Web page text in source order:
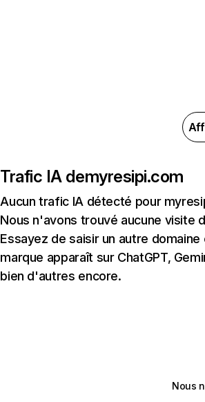
Trafic IA demyresipi.com
Aucun trafic IA détecté pour
Nous n'avons trouvé aucune visite
Essayez de saisir un autre
marque apparaît sur ChatGPT,
bien d'autres encore.
Nous